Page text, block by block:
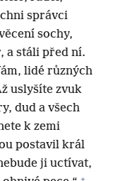
správci
sochy,
a stáli před ní.
lidé různých
uslyšíte zvuk
dud a všech
k zemi
postavil král
ji uctívat,
+